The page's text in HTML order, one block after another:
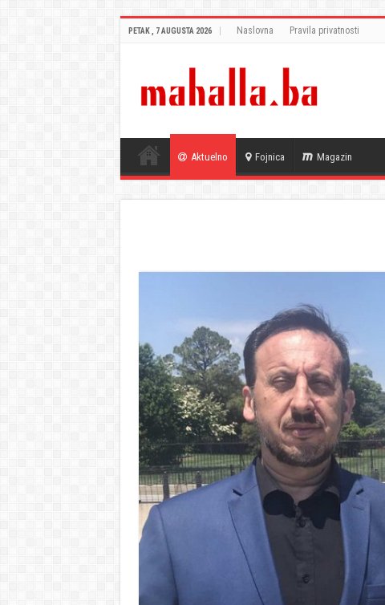
PETAK , 7 AUGUSTA 2026 Naslovna Pravila privatnosti
Aktuelno Fojnica Magazin